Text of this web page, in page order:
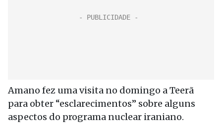
Amano fez uma visita no domingo a Teerã
para obter “esclarecimentos” sobre alguns
aspectos do programa nuclear iraniano.